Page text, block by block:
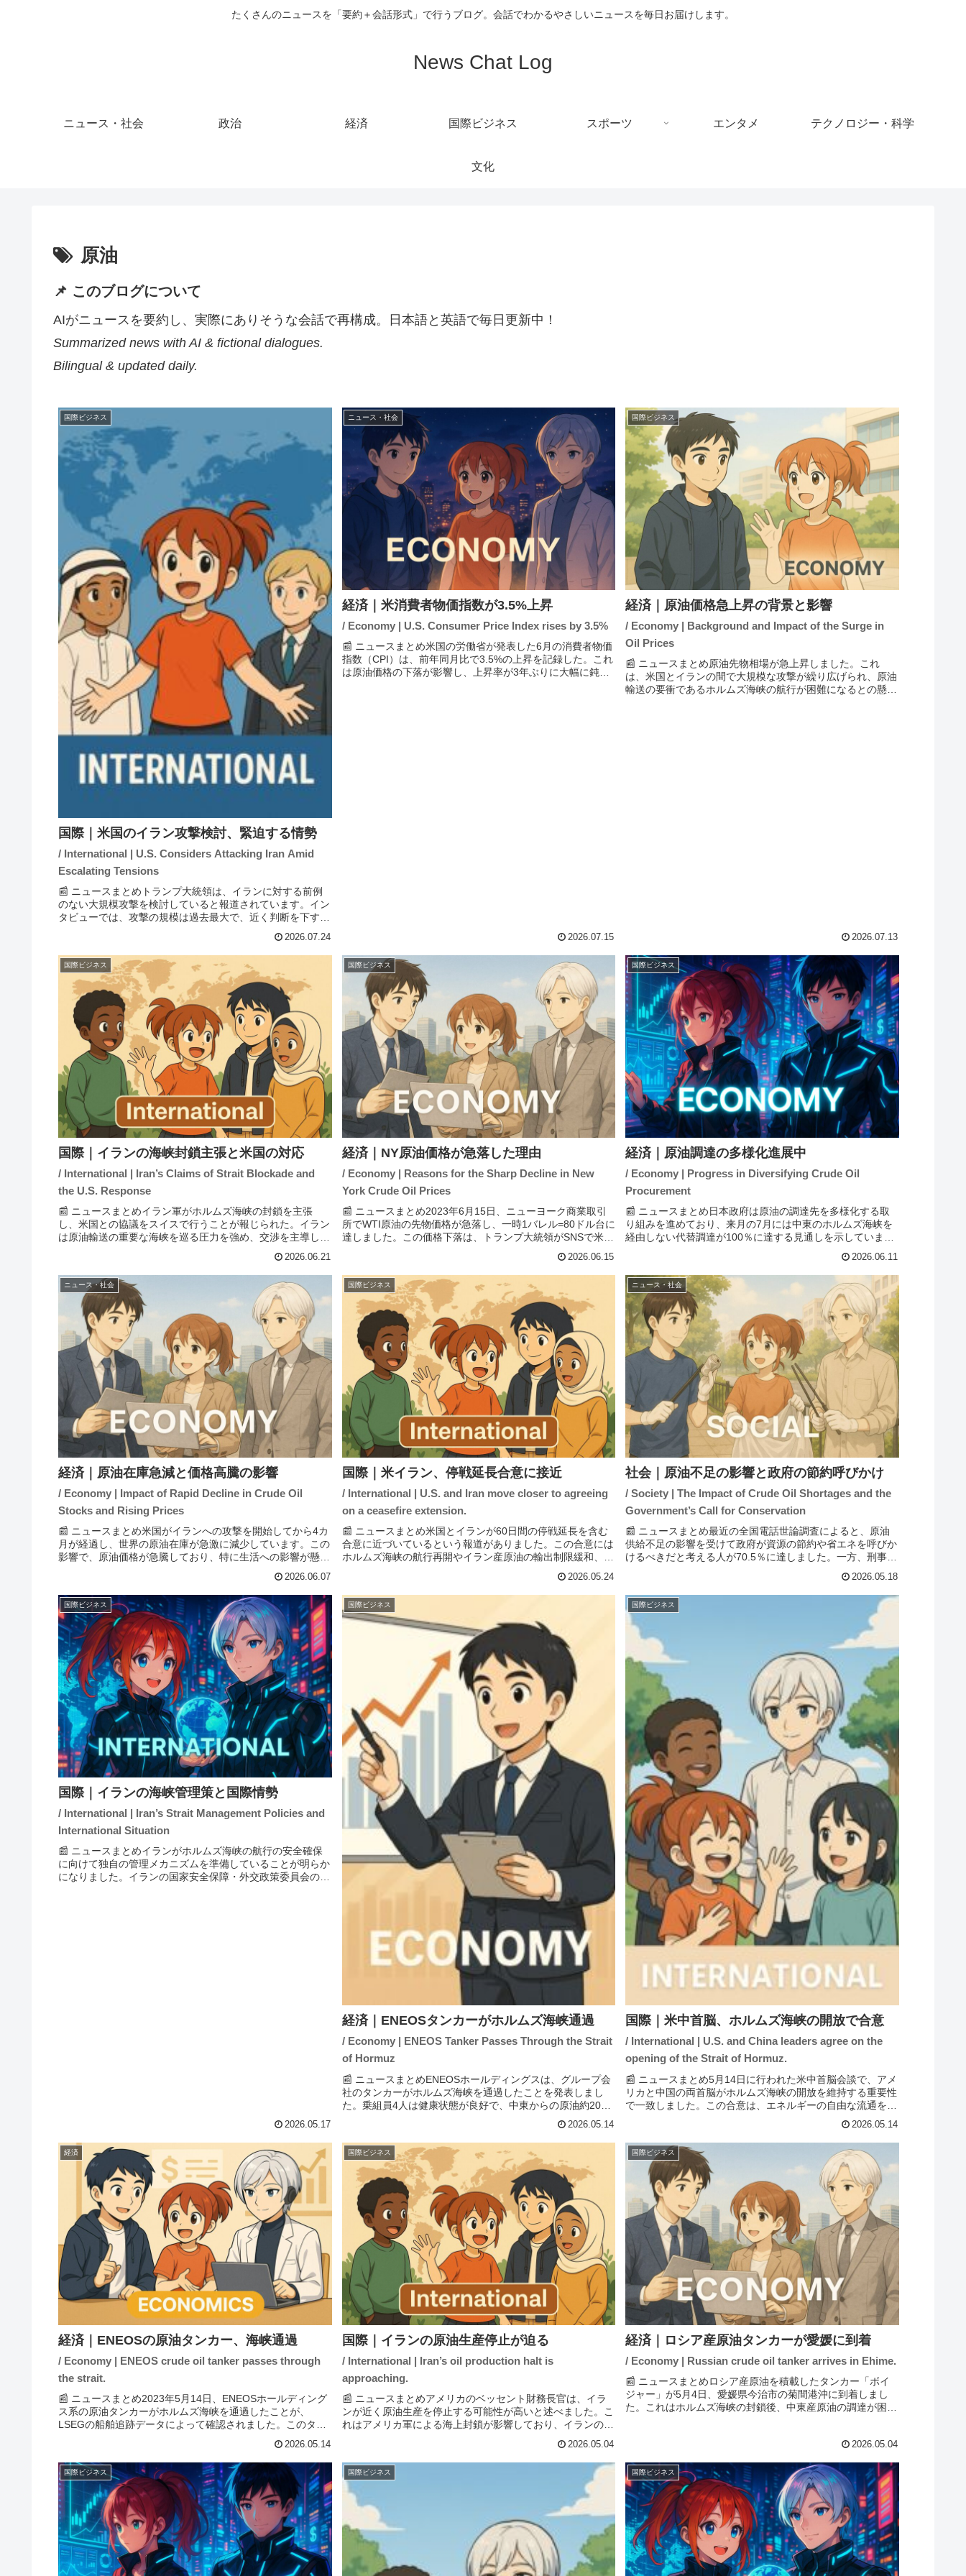
たくさんのニュースを「要約＋会話形式」で行うブログ。会話でわかるやさしいニュースを毎日お届けします。
News Chat Log
ニュース・社会 政治 経済 国際ビジネス スポーツ エンタメ テクノロジー・科学
文化
原油
📌 このブログについて
AIがニュースを要約し、実際にありそうな会話で再構成。日本語と英語で毎日更新中！
Summarized news with AI & fictional dialogues.
Bilingual & updated daily.
国際ビジネス
国際｜米国のイラン攻撃検討、緊迫する情勢
/ International | U.S. Considers Attacking Iran Amid
Escalating Tensions
📰 ニュースまとめトランプ大統領は、イランに対する前例
のない大規模攻撃を検討していると報道されています。イン
タビューでは、攻撃の規模は過去最大で、近く判断を下す意
向を示しています。この動きは、ホルムズ海峡や紅海でのサ
2026.07.24
ニュース・社会
経済｜米消費者物価指数が3.5%上昇
/ Economy | U.S. Consumer Price Index rises by 3.5%
📰 ニュースまとめ米国の労働省が発表した6月の消費者物価
指数（CPI）は、前年同月比で3.5%の上昇を記録した。これ
は原油価格の下落が影響し、上昇率が3年ぶりに大幅に鈍化
2026.07.15
国際ビジネス
経済｜原油価格急上昇の背景と影響
/ Economy | Background and Impact of the Surge in
Oil Prices
📰 ニュースまとめ原油先物相場が急上昇しました。これ
は、米国とイランの間で大規模な攻撃が繰り広げられ、原油
輸送の要衝であるホルムズ海峡の航行が困難になるとの懸念
2026.07.13
国際ビジネス
国際｜イランの海峡封鎖主張と米国の対応
/ International | Iran’s Claims of Strait Blockade and
the U.S. Response
📰 ニュースまとめイラン軍がホルムズ海峡の封鎖を主張
し、米国との協議をスイスで行うことが報じられた。イラン
は原油輸送の重要な海峡を巡る圧力を強め、交渉を主導しよ
うとしている。一方、米軍はイランによる海峡の再封鎖を否
2026.06.21
国際ビジネス
経済｜NY原油価格が急落した理由
/ Economy | Reasons for the Sharp Decline in New
York Crude Oil Prices
📰 ニュースまとめ2023年6月15日、ニューヨーク商業取引
所でWTI原油の先物価格が急落し、一時1バレル=80ドル台に
達しました。この価格下落は、トランプ大統領がSNSで米国
とイランの戦闘終結に向けた合意を投稿したことが影響して
2026.06.15
国際ビジネス
経済｜原油調達の多様化進展中
/ Economy | Progress in Diversifying Crude Oil
Procurement
📰 ニュースまとめ日本政府は原油の調達先を多様化する取
り組みを進めており、来月の7月には中東のホルムズ海峡を
経由しない代替調達が100％に達する見通しを示していま
す。高市総理はこの進展を閣僚会議で発表する予定で、原油
2026.06.11
ニュース・社会
経済｜原油在庫急減と価格高騰の影響
/ Economy | Impact of Rapid Decline in Crude Oil
Stocks and Rising Prices
📰 ニュースまとめ米国がイランへの攻撃を開始してから4カ
月が経過し、世界の原油在庫が急激に減少しています。この
影響で、原油価格が急騰しており、特に生活への影響が懸念
されています。国際通貨基金（IMF）は、原油価格が4月時
2026.06.07
国際ビジネス
国際｜米イラン、停戦延長合意に接近
/ International | U.S. and Iran move closer to agreeing
on a ceasefire extension.
📰 ニュースまとめ米国とイランが60日間の停戦延長を含む
合意に近づいているという報道がありました。この合意には
ホルムズ海峡の航行再開やイラン産原油の輸出制限緩和、核
開発計画に関する交渉が含まれています。トランプ米大統領
2026.05.24
ニュース・社会
社会｜原油不足の影響と政府の節約呼びかけ
/ Society | The Impact of Crude Oil Shortages and the
Government’s Call for Conservation
📰 ニュースまとめ最近の全国電話世論調査によると、原油
供給不足の影響を受けて政府が資源の節約や省エネを呼びか
けるべきだと考える人が70.5％に達しました。一方、刑事裁
判の再審制度について、再審開始決定に対する検察の抗告を
2026.05.18
国際ビジネス
国際｜イランの海峡管理策と国際情勢
/ International | Iran’s Strait Management Policies and
International Situation
📰 ニュースまとめイランがホルムズ海峡の航行の安全確保
に向けて独自の管理メカニズムを準備していることが明らか
になりました。イランの国家安全保障・外交政策委員会のア
2026.05.17
国際ビジネス
経済｜ENEOSタンカーがホルムズ海峡通過
/ Economy | ENEOS Tanker Passes Through the Strait
of Hormuz
📰 ニュースまとめENEOSホールディングスは、グループ会
社のタンカーがホルムズ海峡を通過したことを発表しまし
た。乗組員4人は健康状態が良好で、中東からの原油約200
万バレルを積載して日本に向かっています。順調に進めば、
2026.05.14
国際ビジネス
国際｜米中首脳、ホルムズ海峡の開放で合意
/ International | U.S. and China leaders agree on the
opening of the Strait of Hormuz.
📰 ニュースまとめ5月14日に行われた米中首脳会談で、アメ
リカと中国の両首脳がホルムズ海峡の開放を維持する重要性
で一致しました。この合意は、エネルギーの自由な流通を支
えるためのものであり、特に習近平氏はアメリカ産原油の購
2026.05.14
経済
経済｜ENEOSの原油タンカー、海峡通過
/ Economy | ENEOS crude oil tanker passes through
the strait.
📰 ニュースまとめ2023年5月14日、ENEOSホールディング
ス系の原油タンカーがホルムズ海峡を通過したことが、
LSEGの船舶追跡データによって確認されました。このタン
カーは日本関連として「出光丸」に次いで2隻目の通過とな
2026.05.14
国際ビジネス
国際｜イランの原油生産停止が迫る
/ International | Iran’s oil production halt is
approaching.
📰 ニュースまとめアメリカのベッセント財務長官は、イラ
ンが近く原油生産を停止する可能性が高いと述べました。こ
れはアメリカ軍による海上封鎖が影響しており、イランの石
油生産が崩壊するとの見解を示しています。また、トランプ
2026.05.04
国際ビジネス
経済｜ロシア産原油タンカーが愛媛に到着
/ Economy | Russian crude oil tanker arrives in Ehime.
📰 ニュースまとめロシア産原油を積載したタンカー「ボイ
ジャー」が5月4日、愛媛県今治市の菊間港沖に到着しまし
た。これはホルムズ海峡の封鎖後、中東産原油の調達が困難
2026.05.04
国際ビジネス 国際ビジネス 国際ビジネス